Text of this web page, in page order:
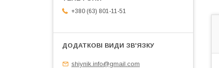
+380 (63) 801-11-51
shiynik.info@gmail.com